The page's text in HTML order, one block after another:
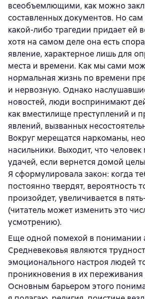
всеобъемлющими, как можно
составленных документов. Но
какой-либо трагедии придает ей
хотя на самом деле она есть
явление, характерное лишь для
места и времени. Как мы сами
нормальная жизнь по времени
и нервозную. Однако
новостей, люди воспринимают
как вместилище преступлений и
явлений, вызванных
Вокруг мерещатся наркоманы,
насильники. Выходит, что
удачей, если вернется домой
Я сформулировала закон: когда
постоянно твердят, вероятность
произойдет, увеличивается в
(читатель может изменить это
усмотрению).
Еще одной помехой в понимании
Средневековья являются
эмоционального настроя людей
проникновения в их
Основным барьером этого